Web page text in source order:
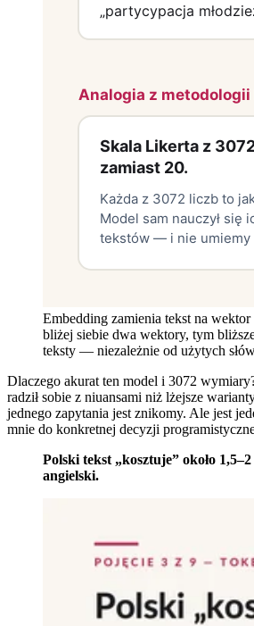
Embedding zamienia tekst na
bliżej siebie dwa wektory, tym
teksty — niezależnie od użytych
Dlaczego akurat ten model i 3072
radził sobie z niuansami niż lżejsze
jednego zapytania jest znikomy. Ale jest
mnie do konkretnej decyzji
Polski tekst „kosztuje” około
angielski.